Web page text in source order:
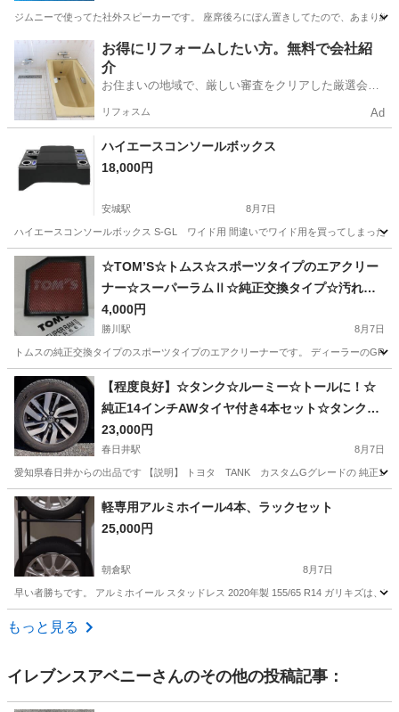
ジムニーで使ってた社外スピーカーです。 座席後ろにぽん置きしてたので、あまり綺
春日井市 カーオーディオ
お得にリフォームしたい方。無料で会社紹
介
お住まいの地域で、厳しい審査をクリアした厳選会社
リフォスム Ad
ハイエースコンソールボックス
18,000円
安城駅 8月7日
ハイエースコンソールボックス S-GL ワイド用 間違いでワイド用を買ってしまった
愛知 安城市 内装、インテリア
☆TOM’S☆トムス☆スポーツタイプのエアクリー
ナー☆スーパーラムⅡ☆純正交換タイプ☆汚れた
ら手洗いできてずっと使用可能☆
4,000円
勝川駅 8月7日
トムスの純正交換タイプのスポーツタイプのエアクリーナーです。 ディーラーのGR
愛知 春日井市 勝川駅 車のパーツ エアクリーナー
【程度良好】☆タンク☆ルーミー☆トールに！☆
純正14インチAWタイヤ付き4本セット☆タンク☆
鉄チンからアルミに！流用やスタッドレス用など
に！
23,000円
春日井駅 8月7日
愛知県春日井からの出品です 【説明】 トヨタ TANK カスタムGグレードの 純正14
愛知 春日井市 春日井駅 タイヤ、ホイール キズ
軽専用アルミホイール4本、ラックセット
25,000円
朝倉駅 8月7日
早い者勝ちです。 アルミホイール スタッドレス 2020年製 155/65 R14 ガリキズは、
愛知 知多市
もっと見る
イレブンスアベニーさんのその他の投稿記事：